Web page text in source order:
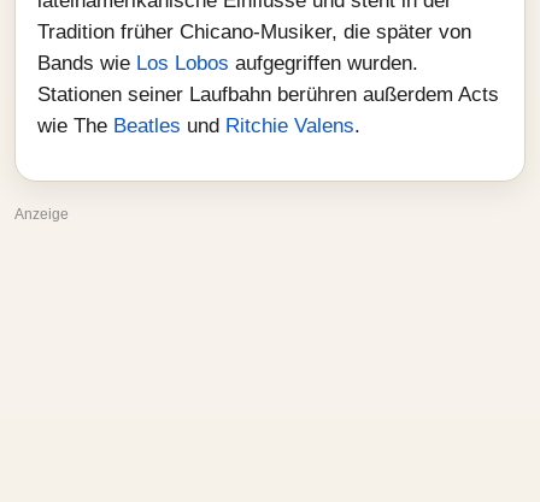
Tradition früher Chicano‑Musiker, die später von
Bands wie Los Lobos aufgegriffen wurden.
Stationen seiner Laufbahn berühren außerdem Acts
wie The Beatles und Ritchie Valens.
Anzeige